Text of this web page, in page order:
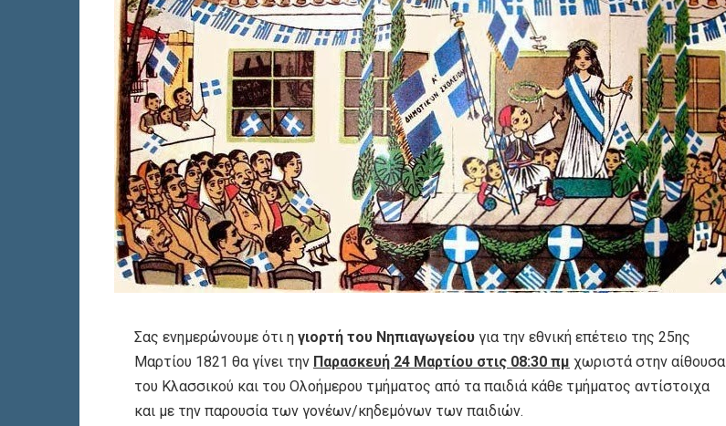
Σας ενημερώνουμε ότι η γιορτή του Νηπιαγωγείου για την εθνική επέτειο της 25ης
Μαρτίου 1821 θα γίνει την Παρασκευή 24 Μαρτίου στις 08:30 πμ χωριστά στην αίθουσα
του Κλασσικού και του Ολοήμερου τμήματος από τα παιδιά κάθε τμήματος αντίστοιχα
και με την παρουσία των γονέων/κηδεμόνων των παιδιών.